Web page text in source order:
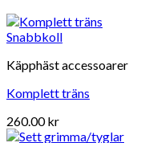
Snabbkoll
Käpphäst accessoarer
Komplett träns
260.00kr